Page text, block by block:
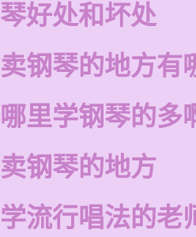
好处和坏处
钢琴的地方有
里学钢琴的多
钢琴的地方
流行唱法的老